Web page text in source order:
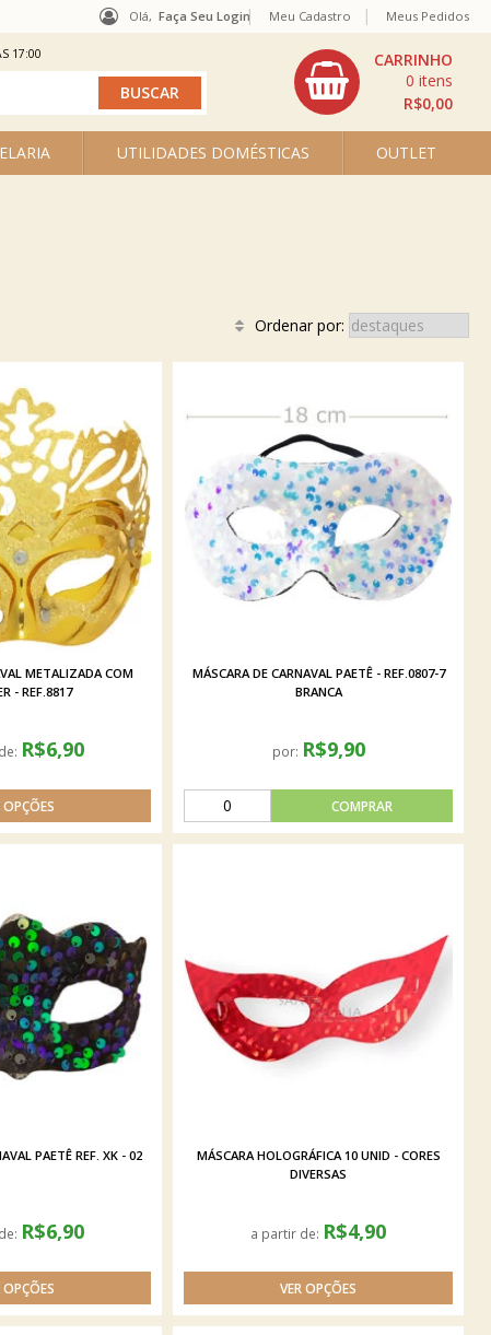
Olá, Faça Seu Login
UTILIDADES DOMÉSTICAS OUTLET
R$0,00
0
Meu Cadastro Meus Pedidos
17:00
Ordenar por:
METALIZADA COM
- REF.8817
R$6,90
MÁSCARA DE CARNAVAL PAETÊ - REF.0807-7
BRANCA
por: R$9,90
PAETÊ REF. XK - 02
R$6,90
MÁSCARA HOLOGRÁFICA 10 UNID - CORES
DIVERSAS
a partir de: R$4,90